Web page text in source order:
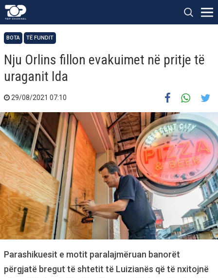
BOTA TË FUNDIT
Nju Orlins fillon evakuimet në pritje të
uraganit Ida
29/08/2021 07:10
Parashikuesit e motit paralajmëruan banorët
përgjatë bregut të shtetit të Luizianës që të nxitojnë